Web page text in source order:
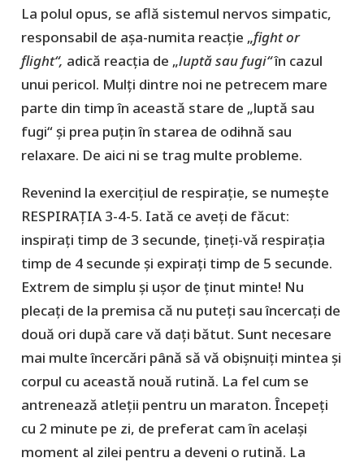
La polul opus, se află sistemul nervos simpatic,
responsabil de așa-numita reacție „fight or
flight“, adică reacția de „luptă sau fugi“în cazul
unui pericol. Mulți dintre noi ne petrecem mare
parte din timp în această stare de „luptă sau
fugi“ și prea puțin în starea de odihnă sau
relaxare. De aici ni se trag multe probleme.
Revenind la exercițiul de respirație, se numește
RESPIRAȚIA 3-4-5. Iată ce aveți de făcut:
inspirați timp de 3 secunde, țineți-vă respirația
timp de 4 secunde și expirați timp de 5 secunde.
Extrem de simplu și ușor de ținut minte! Nu
plecați de la premisa că nu puteți sau încercați de
două ori după care vă dați bătut. Sunt necesare
mai multe încercări până să vă obișnuiți mintea și
corpul cu această nouă rutină. La fel cum se
antrenează atleții pentru un maraton. Începeți
cu 2 minute pe zi, de preferat cam în același
moment al zilei pentru a deveni o rutină. La